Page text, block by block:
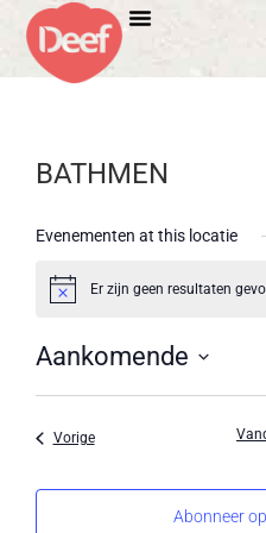
BATHMEN
Evenementen at this locatie
BerichtEr zijn geen resultaten
Aankomende
een
VorigeEvenementen
Abonneer